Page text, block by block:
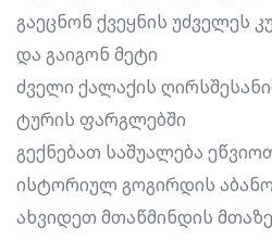
გაეცნონ ქვეყნის უძველეს
და გაიგონ მეტი
ძველი ქალაქის
ტურის ფარგლებში
გექნებათ საშუალება
ისტორიულ გოგირდის
ახვიდეთ მთაწმინდის